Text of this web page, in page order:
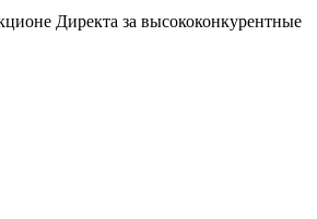
Директа за высококонкурентные